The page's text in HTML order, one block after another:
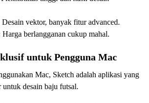
Desain vektor, banyak fitur advanced.
Harga berlangganan cukup mahal.
untuk Pengguna Mac
Mac, Sketch adalah aplikasi yang
desain baju futsal.